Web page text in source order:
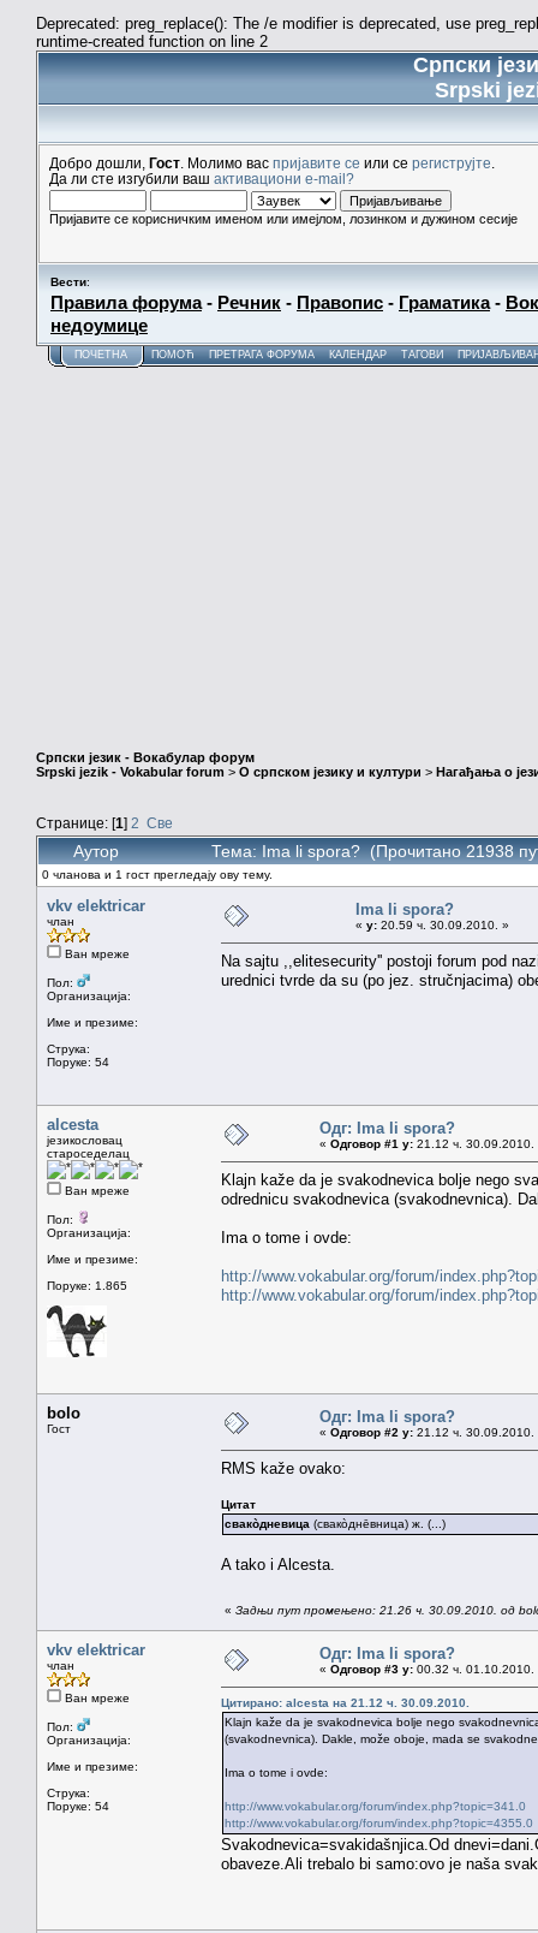
Deprecated: preg_replace(): The /e modifier is deprecated, use
runtime-created function on line 2
Српски
Srpski
Добро дошли, Гост . Молимо вас пријавите се или се региструјте
Да ли сте изгубили ваш активациони e-mail?
Пријавите се корисничким именом или имејлом, лозинком и дужином сесије
Вести:
Правила форума- Речник - Правопис - Граматика-
недоумице
ПОЧЕТНА ПОМОЋ ПРЕТРАГА ФОРУМА КАЛЕНДАР ТАГОВИ
Српски језик - Вокабулар форум
Srpski jezik - Vokabular forum > О српском језику и култури > Нагађања о
Странице: [1] 2 Све
Аутор Тема: Ima li spora? (Прочитано 21938
0 чланова и 1 гост прегледају ову тему.
vkv elektricar
члан
Ван мреже
Пол:
Организација:
Име и презиме:
Струка:
Поруке: 54
Ima li spora?
« у: 20.59 ч. 30.09.2010. »
Na sajtu ,,elitesecurity'' postoji forum pod
urednici tvrde da su (po jez. stručnjacima)
alcesta
језикословац
староседелац
Ван мреже
Пол:
Организација:
Име и презиме:
Поруке: 1.865
Одг: Ima li spora?
« Одговор #1 у: 21.12 ч. 30.09.2010.
Klajn kaže da je svakodnevica bolje nego
odrednicu svakodnevica (svakodnevnica).
Ima o tome i ovde:
http://www.vokabular.org/forum/
http://www.vokabular.org/forum/
bolo
Гост
Одг: Ima li spora?
« Одговор #2 у: 21.12 ч. 30.09.2010.
RMS kaže ovako:
Цитат
свакòдневица (свакòднēвница) ж. (...)
A tako i Alcesta.
« Задњи пут промењено: 21.26 ч. 30.09.2010. од
vkv elektricar
члан
Ван мреже
Пол:
Организација:
Име и презиме:
Струка:
Поруке: 54
Одг: Ima li spora?
« Одговор #3 у: 00.32 ч. 01.10.2010.
Цитирано: alcesta на 21.12 ч. 30.09.2010.
Klajn kaže da je svakodnevica bolje nego
(svakodnevnica). Dakle, može oboje, mada se
Ima o tome i ovde:
http://www.vokabular.org/forum/index.php?topic=341.0
http://www.vokabular.org/forum/index.php?topic=4355.0
Svakodnevica=svakidašnjica.Od
obaveze.Ali trebalo bi samo:ovo je naša